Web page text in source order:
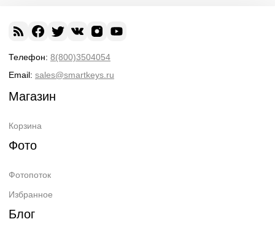
Телефон: 8(800)3504054
Email: sales@smartkeys.ru
Магазин
Корзина
Фото
Фотопоток
Избранное
Блог